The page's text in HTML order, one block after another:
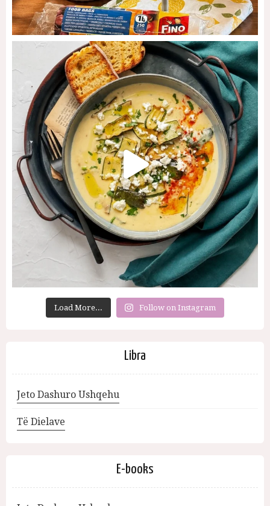
Load More... Follow on Instagram
Libra
Jeto Dashuro Ushqehu
Të Dielave
E-books